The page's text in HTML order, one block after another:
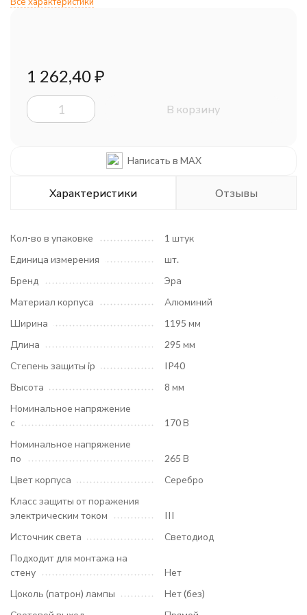
1 262,40₽
В корзину
Написать в MAX
Характеристики Отзывы
Кол-во в упаковке
1 штук
Единица измерения
шт.
Бренд
Эра
Материал корпуса
Алюминий
Ширина
1195 мм
Длина
295 мм
Степень защиты ip
IP40
Высота
8 мм
Номинальное напряжение
с
170 В
Номинальное напряжение
по
265 В
Цвет корпуса
Серебро
Класс защиты от поражения
электрическим током
III
Источник света
Светодиод
Подходит для монтажа на
стену
Нет
Цоколь (патрон) лампы
Нет (без)